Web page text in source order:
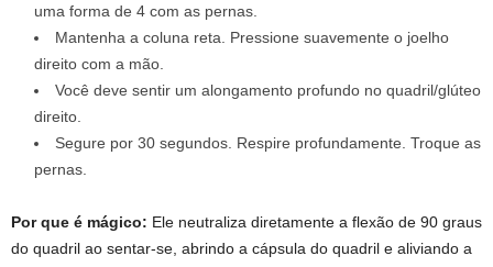
uma forma de 4 com as pernas.
Mantenha a coluna reta. Pressione suavemente o joelho
direito com a mão.
Você deve sentir um alongamento profundo no quadril/glúteo
direito.
Segure por 30 segundos. Respire profundamente. Troque as
pernas.
Por que é mágico: Ele neutraliza diretamente a flexão de 90 graus
do quadril ao sentar-se, abrindo a cápsula do quadril e aliviando a